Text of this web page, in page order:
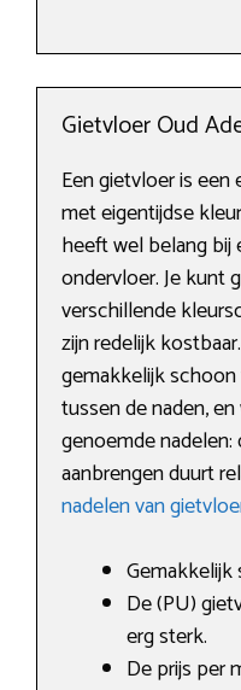
Gietvloer Oud
Een gietvloer is een
met eigentijdse
heeft wel belang bij
ondervloer. Je kunt
verschillende
zijn redelijk
gemakkelijk
tussen de naden,
genoemde
aanbrengen duurt
nadelen van
De (PU)
erg sterk.
De prijs per